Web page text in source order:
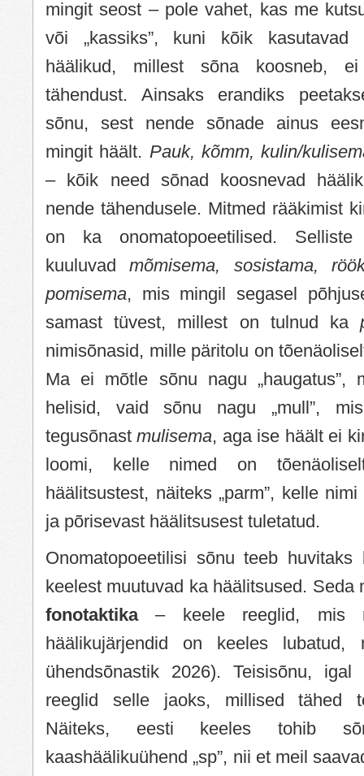
mingit seost – pole vahet, kas me
või „kassiks”, kuni kõik
häälikud, millest sõna koosneb,
tähendust. Ainsaks erandiks
sõnu, sest nende sõnade ainus
mingit häält. Pauk, kõmm, kulin/
– kõik need sõnad koosnevad
nende tähendusele. Mitmed rääkimist
on ka onomatopoeetilised. Selliste
kuuluvadmõmisema, sosistama,
pomisema, mis mingil segasel
samast tüvest, millest on tulnud ka
nimisõnasid, mille päritolu on
Ma ei mõtle sõnu nagu „haugatus”,
helisid, vaid sõnu nagu „mull”,
tegusõnastmulisema, aga ise häält ei
loomi, kelle nimed on
häälitsustest, näiteks „parm”, kelle
ja põrisevast häälitsusest tuletatud.
Onomatopoeetilisi sõnu teeb
keelest muutuvad ka häälitsused. Seda
fonotaktika– keele reeglid, mis
häälikujärjendid on keeles lubatud,
ühendsõnastik 2026). Teisisõnu,
reeglid selle jaoks, millised tähed
Näiteks, eesti keeles tohib
kaashäälikuühend „sp”, nii et meil